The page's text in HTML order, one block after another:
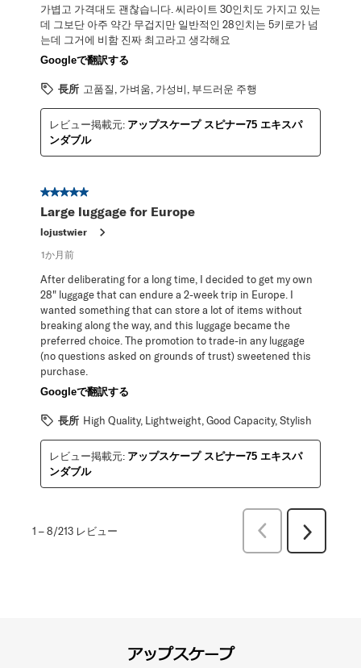
가볍고 가격대도 괜찮습니다. 씨라이트 30인치도 가지고 있는
데 그보단 아주 약간 무겁지만 일반적인 28인치는 5키로가 넘
는데 그거에 비함 진짜 최고라고 생각해요
Googleで翻訳する
長所 고품질, 가벼움, 가성비, 부드러운 주행
レビュー掲載元: アップスケープ スピナー75 エキスパ
ンダブル
星5／5個です。
Large luggage for Europe
lojustwier
1か月前
After deliberating for a long time, I decided to get my own
28" luggage that can endure a 2-week trip in Europe. I
wanted something that can store a lot of items without
breaking along the way, and this luggage became the
preferred choice. The promotion to trade-in any luggage
(no questions asked on grounds of trust) sweetened this
purchase.
Googleで翻訳する
長所 High Quality, Lightweight, Good Capacity, Stylish
レビュー掲載元: アップスケープ スピナー75 エキスパ
ンダブル
1 –8/213 レビュー
前
次
アップスケープ